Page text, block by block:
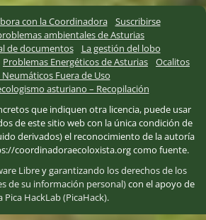
con la Coordinadora
Suscribirse
ambientales de Asturias
de documentos
La gestión del lobo
Problemas Energéticos de Asturias
Ocalitos
Neumáticos Fuera de Uso
asturiano – Recopilación
que indiquen otra licencia, puede usar
de este sitio web con la única condición de
derivados) el reconocimiento de la autoría
coordinadoraecoloxista.org como fuente.
Libreygarantizando los derechos de los
de su información personal)con el apoyo de
Pica HackLab (PicaHack).